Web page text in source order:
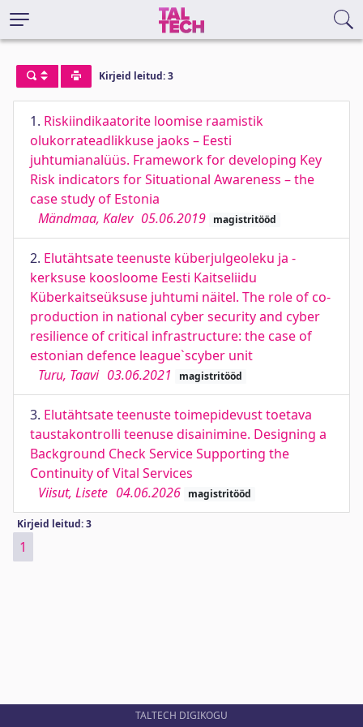
Kirjeid leitud: 3
1. Riskiindikaatorite loomise raamistik
olukorrateadlikkuse jaoks – Eesti
juhtumianalüüs. Framework for developing Key
Risk indicators for Situational Awareness – the
case study of Estonia
Mändmaa, Kalev 05.06.2019 magistritööd
2. Elutähtsate teenuste küberjulgeoleku ja -
kerksuse koosloome Eesti Kaitseliidu
Küberkaitseüksuse juhtumi näitel. The role of co-
production in national cyber security and cyber
resilience of critical infrastructure: the case of
estonian defence league`scyber unit
Turu, Taavi 03.06.2021 magistritööd
3. Elutähtsate teenuste toimepidevust toetava
taustakontrolli teenuse disainimine. Designing a
Background Check Service Supporting the
Continuity of Vital Services
Viisut, Lisete 04.06.2026 magistritööd
Kirjeid leitud: 3
1
TALTECH DIGIKOGU